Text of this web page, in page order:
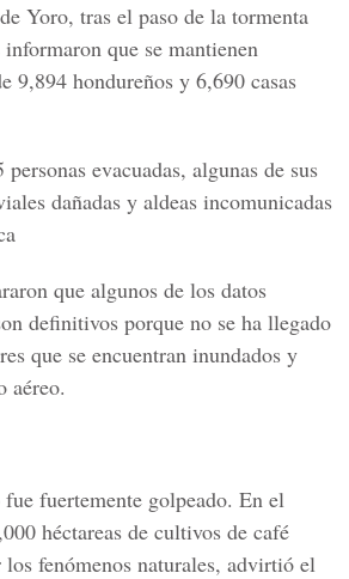
Yoro, tras el paso de la tormenta
que se mantienen
9,894 hondureños y 6,690 casas
evacuadas, algunas de sus
dañadas y aldeas incomunicadas
que algunos de los datos
definitivos porque no se ha llegado
que se encuentran inundados y
aéreo.
fuertemente golpeado. En el
héctareas de cultivos de café
los fenómenos naturales, advirtió el